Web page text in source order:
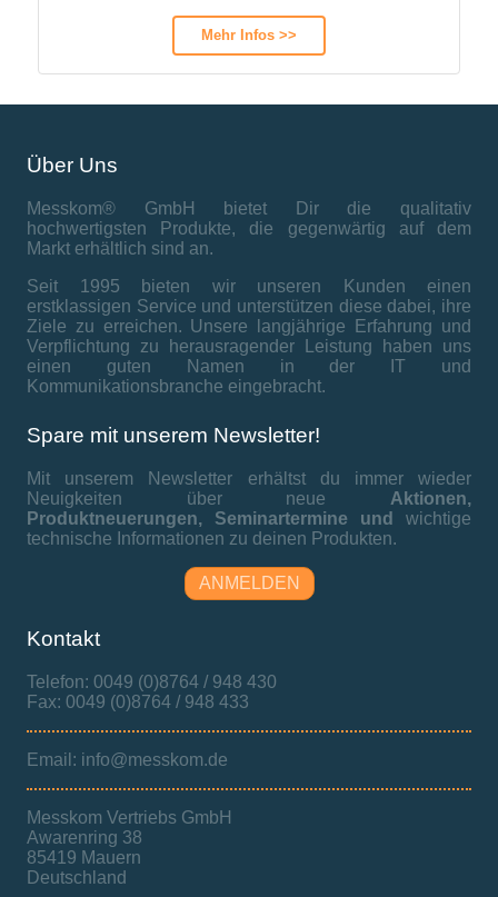
Mehr Infos >>
Über Uns
Messkom® GmbH bietet Dir die qualitativ
hochwertigsten Produkte, die gegenwärtig auf dem
Markt erhältlich sind an.
Seit 1995 bieten wir unseren Kunden einen
erstklassigen Service und unterstützen diese dabei, ihre
Ziele zu erreichen. Unsere langjährige Erfahrung und
Verpflichtung zu herausragender Leistung haben uns
einen guten Namen in der IT und
Kommunikationsbranche eingebracht.
Spare mit unserem Newsletter!
Mit unserem Newsletter erhältst du immer wieder
Neuigkeiten über neue Aktionen,
Produktneuerungen, Seminartermine und wichtige
technische Informationen zu deinen Produkten.
ANMELDEN
Kontakt
Telefon: 0049 (0)8764 / 948 430
Fax: 0049 (0)8764 / 948 433
Email: info@messkom.de
Messkom Vertriebs GmbH
Awarenring 38
85419 Mauern
Deutschland